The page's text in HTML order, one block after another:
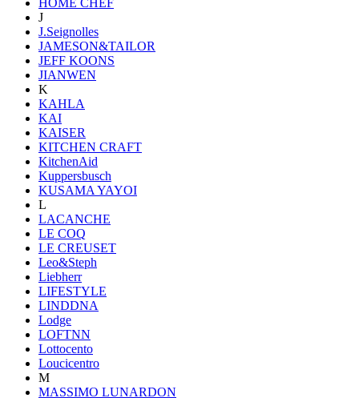
J
J.Seignolles
JAMESON&TAILOR
JEFF KOONS
JIANWEN
K
KAHLA
KAI
KAISER
KITCHEN CRAFT
KitchenAid
Kuppersbusch
KUSAMA YAYOI
L
LACANCHE
LE COQ
LE CREUSET
Leo&Steph
Liebherr
LIFESTYLE
LINDDNA
Lodge
LOFTNN
Lottocento
Loucicentro
M
MASSIMO LUNARDON